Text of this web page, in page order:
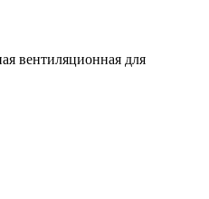
вентиляционная для